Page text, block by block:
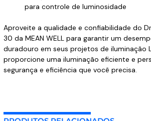
para controle de luminosidade
Aproveite a qualidade e confiabilidade do
30 da MEAN WELL para garantir um
duradouro em seus projetos de iluminação
proporcione uma iluminação eficiente e
segurança e eficiência que você precisa.